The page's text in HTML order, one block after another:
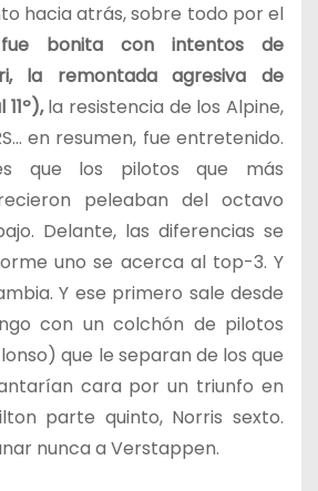
hacia atrás, sobre todo por el
fue bonita con intentos de
la remontada agresiva de
la resistencia de los Alpine,
en resumen, fue entretenido.
que los pilotos que más
peleaban del octavo
Delante, las diferencias se
uno se acerca al top-3. Y
Y ese primero sale desde
con un colchón de pilotos
que le separan de los que
cara por un triunfo en
parte quinto, Norris sexto.
nunca a Verstappen.